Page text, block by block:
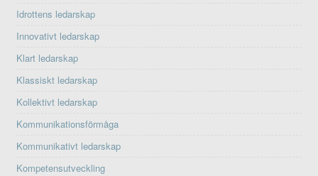
Idrottens ledarskap
Innovativt ledarskap
Klart ledarskap
Klassiskt ledarskap
Kollektivt ledarskap
Kommunikationsförmåga
Kommunikativt ledarskap
Kompetensutveckling